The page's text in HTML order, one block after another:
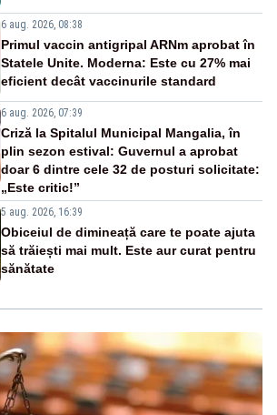
6 aug. 2026, 08:38
Primul vaccin antigripal ARNm aprobat în
Statele Unite. Moderna: Este cu 27% mai
eficient decât vaccinurile standard
6 aug. 2026, 07:39
Criză la Spitalul Municipal Mangalia, în
plin sezon estival: Guvernul a aprobat
doar 6 dintre cele 32 de posturi solicitate:
„Este critic!”
5 aug. 2026, 16:39
Obiceiul de dimineață care te poate ajuta
să trăiești mai mult. Este aur curat pentru
sănătate